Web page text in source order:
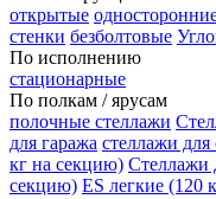
открытые
стенки безболтовые
По исполнению
стационарные
По полкам / ярусам
полочные стеллажи
для гаража стеллажи для
кг на секцию) Стеллажи
секцию) ES легкие (120